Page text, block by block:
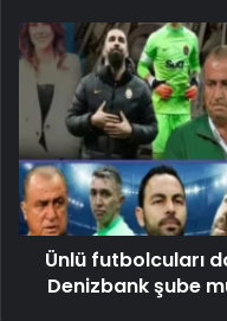
Ünlü futbolcuları
Denizbank şube